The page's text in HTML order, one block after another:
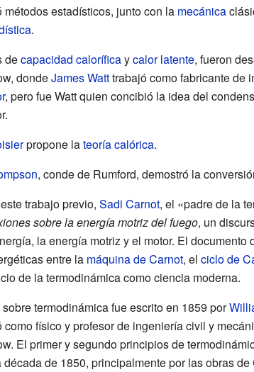
métodos estadísticos, junto con la mecánica
.
decapacidad caloríficaycalor latente, fueron
dondeJames Watttrabajó como fabricante de
, pero fue Watt quien concibió la idea del
propone lateoría calórica.
, conde de Rumford, demostró la
trabajo previo, Sadi Carnot, el «padre de la
sobre la energía motriz del fuego, un
la energía motriz y el motor. El documento
entre la máquina de Carnot, el ciclo de
de la termodinámica como ciencia moderna.
termodinámica fue escrito en 1859 por
físico y profesor de ingeniería civil y
El primer y segundo principios de
de 1850, principalmente por las obras de